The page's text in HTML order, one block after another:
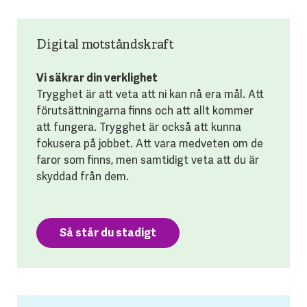
Digital motståndskraft
Vi säkrar din verklighet
Trygghet är att veta att ni kan nå era mål. Att
förutsättningarna finns och att allt kommer
att fungera. Trygghet är också att kunna
fokusera på jobbet. Att vara medveten om de
faror som finns, men samtidigt veta att du är
skyddad från dem.
Så står du stadigt